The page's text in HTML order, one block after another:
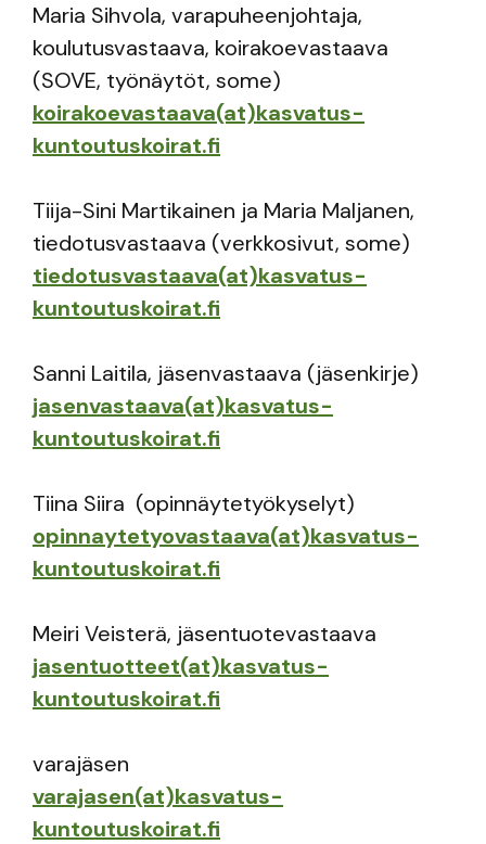
Maria Sihvola, varapuheenjohtaja,
koulutusvastaava, koirakoevastaava
(SOVE, työnäytöt, some)
koirakoevastaava(at)kasvatus-
kuntoutuskoirat.fi
Tiija-Sini Martikainen ja Maria Maljanen,
tiedotusvastaava (verkkosivut, some)
tiedotusvastaava(at)kasvatus-
kuntoutuskoirat.fi
Sanni Laitila, jäsenvastaava (jäsenkirje)
jasenvastaava(at)kasvatus-
kuntoutuskoirat.fi
Tiina Siira (opinnäytetyökyselyt)
opinnaytetyovastaava(at)kasvatus-
kuntoutuskoirat.fi
Meiri Veisterä, jäsentuotevastaava
jasentuotteet(at)kasvatus-
kuntoutuskoirat.fi
varajäsen
varajasen(at)kasvatus-
kuntoutuskoirat.fi